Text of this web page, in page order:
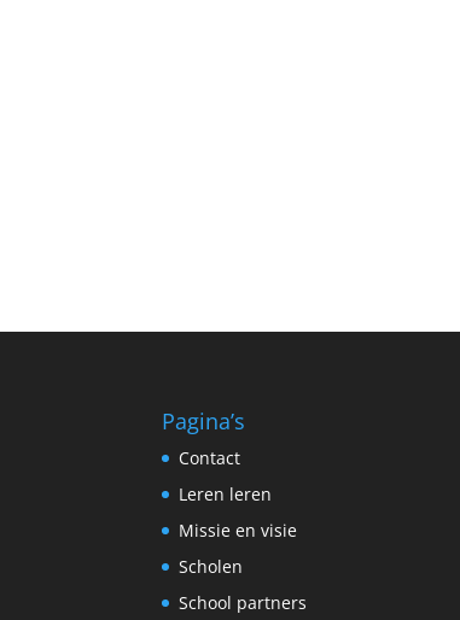
Pagina’s
Contact
Leren leren
Missie en visie
Scholen
School partners